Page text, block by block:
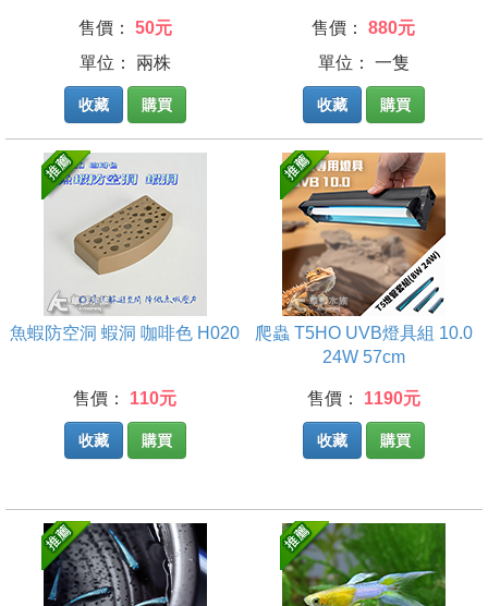
售價：
50元
單位： 兩株
收藏 購買
售價：
880元
單位： 一隻
收藏 購買
魚蝦防空洞 蝦洞 咖啡色 H020
售價： 110元
收藏 購買
爬蟲 T5HO UVB燈具組 10.0
24W 57cm
售價： 1190元
收藏 購買